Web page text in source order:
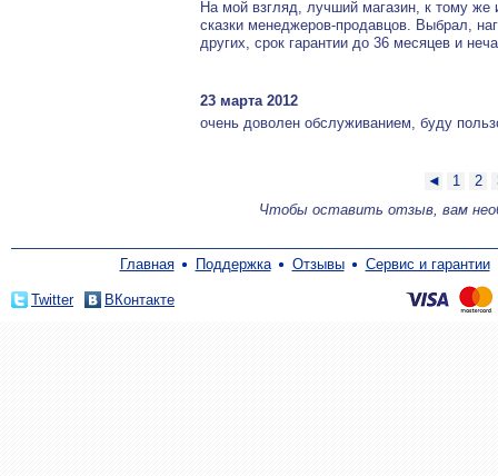
На мой взгляд, лучший магазин, к тому же
сказки менеджеров-продавцов. Выбрал,
других, срок гарантии до 36 месяцев и
23 марта 2012
очень доволен обслуживанием, буду
◄ 1 2
Чтобы оставить отзыв, вам
Главная Поддержка Отзывы Сервис и гарантии
Twitter ВКонтакте